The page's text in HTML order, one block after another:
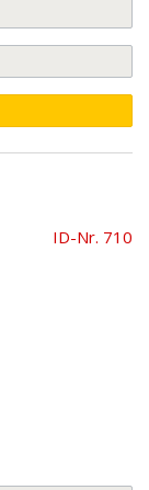
ID-Nr. 710